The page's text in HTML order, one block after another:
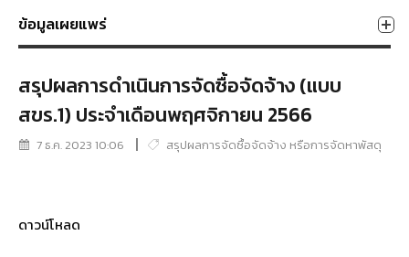
ข้อมูลเผยแพร่
สรุปผลการดำเนินการจัดซื้อจัดจ้าง (แบบ
สขร.1) ประจำเดือนพฤศจิกายน 2566
7 ธ.ค. 2023 10:06 สรุปผลการจัดซื้อจัดจ้าง หรือการจัดหาพัสดุ
ดาวน์โหลด